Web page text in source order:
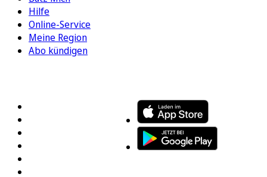
Hilfe
Online-Service
Meine Region
Abo kündigen